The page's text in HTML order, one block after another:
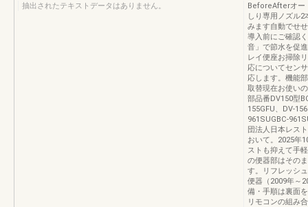
抽出されたテキストデータはありません。
BeforeAfterオー
しり専用ノズル
みます自動でせ
導入前にご確認
音」で節水を促
レイ便座お掃除
応についてセン
応します。機能
取替現在お使い
部品番DV150型
155GFU、DV-
961SUGBC-
団法人日本レス
おいて。2025年
ストも抑えて手
の便器部はその
す。リフレッシ
便器（2009年～
備・手順は裏面
リモコンの組み